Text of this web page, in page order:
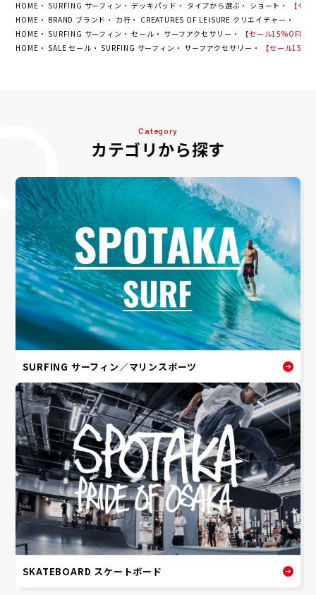
HOME SURFING サーフィン デッキパッド タイプから選ぶ ショート
【セ
HOME
BRAND ブランド カ行 CREATURES OF LEISURE クリエイチャー
HOME
SURFING サーフィン セール サーフアクセサリー
【セール15%OFF
HOME
SALE セール SURFING サーフィン サーフアクセサリー 【セール
Category
カテゴリから探す
SURFING サーフィン／マリンスポーツ
SKATEBOARD スケートボード